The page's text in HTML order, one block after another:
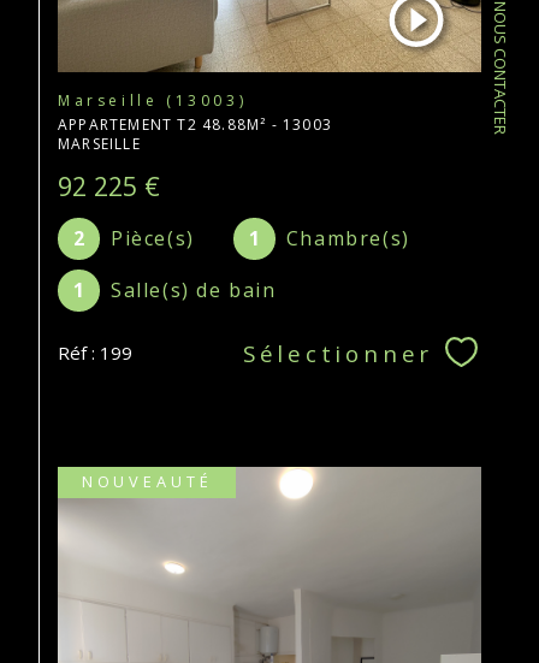
NOUS CONTACTER
Marseille (13003)
APPARTEMENT T2 48.88M² - 13003
MARSEILLE
92 225 €
2 Pièce(s) 1
Chambre(s)
1
Salle(s) de bain
Réf : 199 Sélectionner
NOUVEAUTÉ